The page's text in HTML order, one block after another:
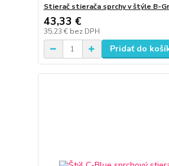
Stierač stierača sprchy v štýle B-
43,33 €
35,23 € bez DPH
Pridať do